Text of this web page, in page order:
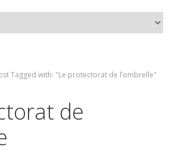
Tagged with: "Le protectorat de l’ombrelle"
de